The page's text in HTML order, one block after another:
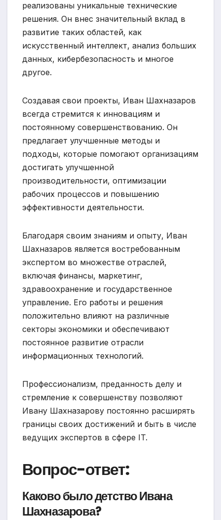
реализованы уникальные технические
решения. Он внес значительный вклад в
развитие таких областей, как
искусственный интеллект, анализ больших
данных, кибербезопасность и многое
другое.
Создавая свои проекты, Иван Шахназаров
всегда стремится к инновациям и
постоянному совершенствованию. Он
предлагает улучшенные методы и
подходы, которые помогают организациям
достигать улучшенной
производительности, оптимизации
рабочих процессов и повышению
эффективности деятельности.
Благодаря своим знаниям и опыту, Иван
Шахназаров является востребованным
экспертом во множестве отраслей,
включая финансы, маркетинг,
здравоохранение и государственное
управление. Его работы и решения
положительно влияют на различные
секторы экономики и обеспечивают
постоянное развитие отрасли
информационных технологий.
Профессионализм, преданность делу и
стремление к совершенству позволяют
Ивану Шахназарову постоянно расширять
границы своих достижений и быть в числе
ведущих экспертов в сфере IT.
Вопрос-ответ:
Каково было детство Ивана
Шахназарова?